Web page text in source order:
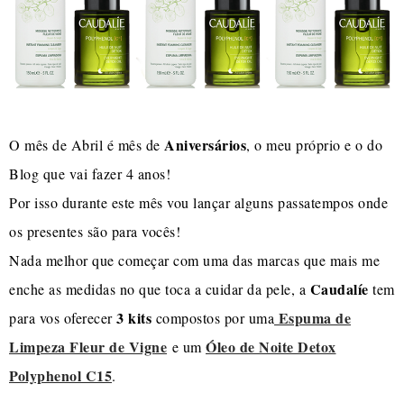
O mês de Abril é mês de Aniversários, o meu próprio e o do
Blog que vai fazer 4 anos!
Por isso durante este mês vou lançar alguns passatempos onde
os presentes são para vocês!
Nada melhor que começar com uma das marcas que mais me
enche as medidas no que toca a cuidar da pele, a Caudalíe tem
para vos oferecer3 kits compostos por uma Espuma de
Limpeza Fleur de Vigne e um Óleo de Noite Detox
Polyphenol C15.